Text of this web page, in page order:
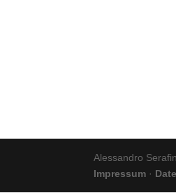
Alessandro
Impressum ·